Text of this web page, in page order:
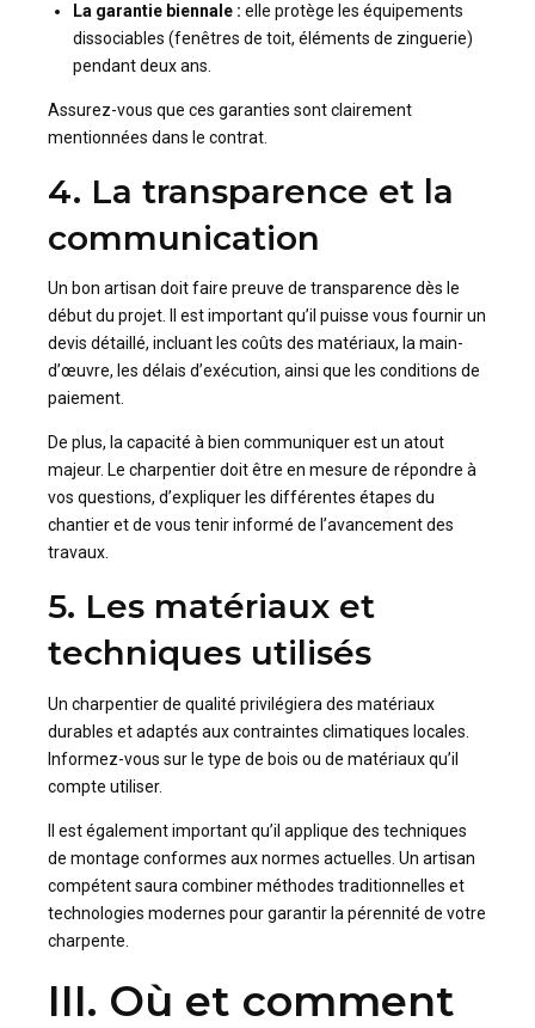
La garantie biennale : elle protège les équipements
dissociables (fenêtres de toit, éléments de zinguerie)
pendant deux ans.
Assurez-vous que ces garanties sont clairement
mentionnées dans le contrat.
4. La transparence et la
communication
Un bon artisan doit faire preuve de transparence dès le
début du projet. Il est important qu’il puisse vous fournir un
devis détaillé, incluant les coûts des matériaux, la main-
d’œuvre, les délais d’exécution, ainsi que les conditions de
paiement.
De plus, la capacité à bien communiquer est un atout
majeur. Le charpentier doit être en mesure de répondre à
vos questions, d’expliquer les différentes étapes du
chantier et de vous tenir informé de l’avancement des
travaux.
5. Les matériaux et
techniques utilisés
Un charpentier de qualité privilégiera des matériaux
durables et adaptés aux contraintes climatiques locales.
Informez-vous sur le type de bois ou de matériaux qu’il
compte utiliser.
Il est également important qu’il applique des techniques
de montage conformes aux normes actuelles. Un artisan
compétent saura combiner méthodes traditionnelles et
technologies modernes pour garantir la pérennité de votre
charpente.
III. Où et comment